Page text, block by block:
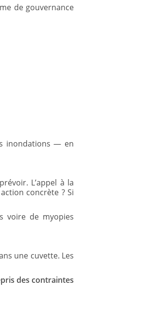
de gouvernance
inondations — en
L’appel à la
concrète ? Si
voire de myopies
une cuvette. Les
des contraintes